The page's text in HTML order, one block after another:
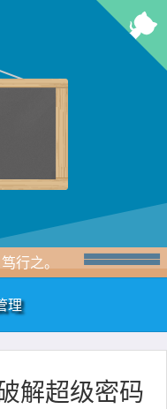
行之。
理
解超级密码